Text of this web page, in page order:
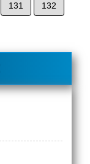
131 132